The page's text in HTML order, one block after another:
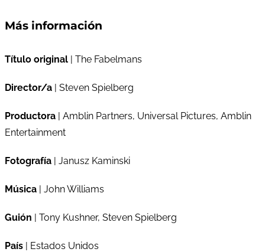
Más información
Título original | The Fabelmans
Director/a | Steven Spielberg
Productora | Amblin Partners, Universal Pictures, Amblin
Entertainment
Fotografía | Janusz Kaminski
Música | John Williams
Guión | Tony Kushner, Steven Spielberg
País | Estados Unidos